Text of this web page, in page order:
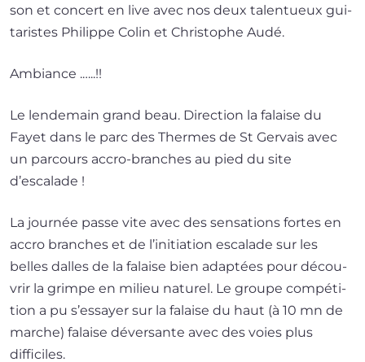
son et concert en live avec nos deux talen­tueux gui­
ta­ristes Philippe Colin et Christophe Audé.
Ambiance .…..!!
Le len­de­main grand beau. Direction la falaise du
Fayet dans le parc des Thermes de St Gervais avec
un par­cours accro-branches au pied du site
d’escalade !
La jour­née passe vite avec des sen­sa­tions fortes en
accro branches et de l’i­ni­tia­tion esca­lade sur les
belles dalles de la falaise bien adap­tées pour décou­
vrir la grimpe en milieu natu­rel. Le groupe com­pé­ti­
tion a pu s’es­sayer sur la falaise du haut (à 10 mn de
marche) falaise déver­sante avec des voies plus
difficiles.